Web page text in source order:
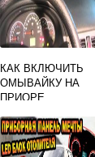
КАК ВКЛЮЧИТЬ
ОМЫВАЙКУ НА
ПРИОРЕ